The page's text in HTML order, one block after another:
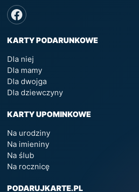
KARTY PODARUNKOWE
Dla niej
Dla mamy
Dla dwojga
Dla dziewczyny
KARTY UPOMINKOWE
Na urodziny
Na imieniny
Na ślub
Na rocznicę
PODARUJKARTE.PL